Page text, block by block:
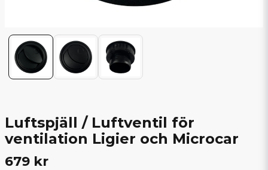
Luftspjäll / Luftventil för
ventilation Ligier och Microcar
679 kr